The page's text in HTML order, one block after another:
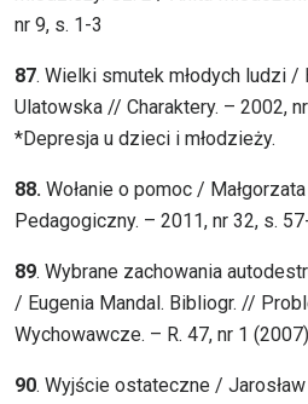
nr 9, s. 1-3
87. Wielki smutek młodych ludzi /
Ulatowska // Charaktery. – 2002,
*Depresja u dzieci i młodzieży.
88. Wołanie o pomoc /
Pedagogiczny. – 2011, nr 32, s.
89. Wybrane zachowania
/ Eugenia Mandal. Bibliogr. //
Wychowawcze. – R. 47, nr 1
90. Wyjście ostateczne /